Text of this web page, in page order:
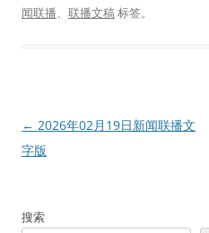
闻联播、 联播文稿标签。
文
章
← 2026年02月19日新闻联播文
字版
搜索